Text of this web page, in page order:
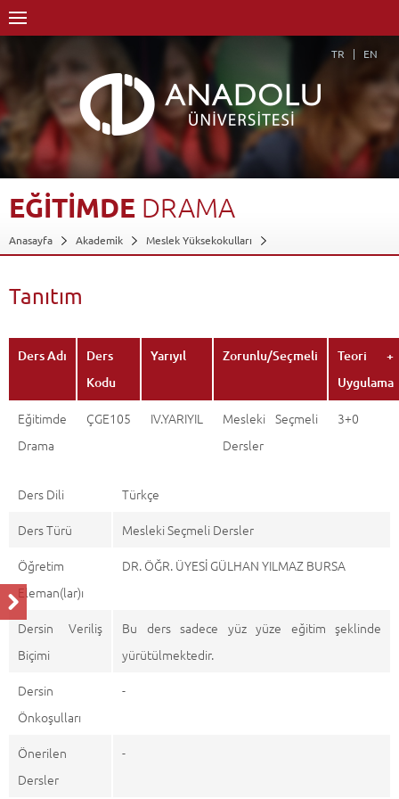
TR EN
EĞİTİMDE DRAMA
Anasayfa Akademik
Meslek Yüksekokulları
Çocuk Bakımı ve Gençlik Hizmetleri Bölümü
Tanıtım
Ders Adı
Ders
Kodu
Yarıyıl Zorunlu/Seçmeli
Teori +
Uygulama
Eğitimde
Drama
ÇGE105 IV.YARIYIL
Mesleki Seçmeli
Dersler
3+0
Ders Dili
Türkçe
Ders Türü
Mesleki Seçmeli Dersler
Öğretim
Eleman(lar)ı
DR. ÖĞR. ÜYESİ GÜLHAN YILMAZ BURSA
Dersin Veriliş
Biçimi
Bu ders sadece yüz yüze eğitim şeklinde
yürütülmektedir.
Dersin
Önkoşulları
-
Önerilen
Dersler
-